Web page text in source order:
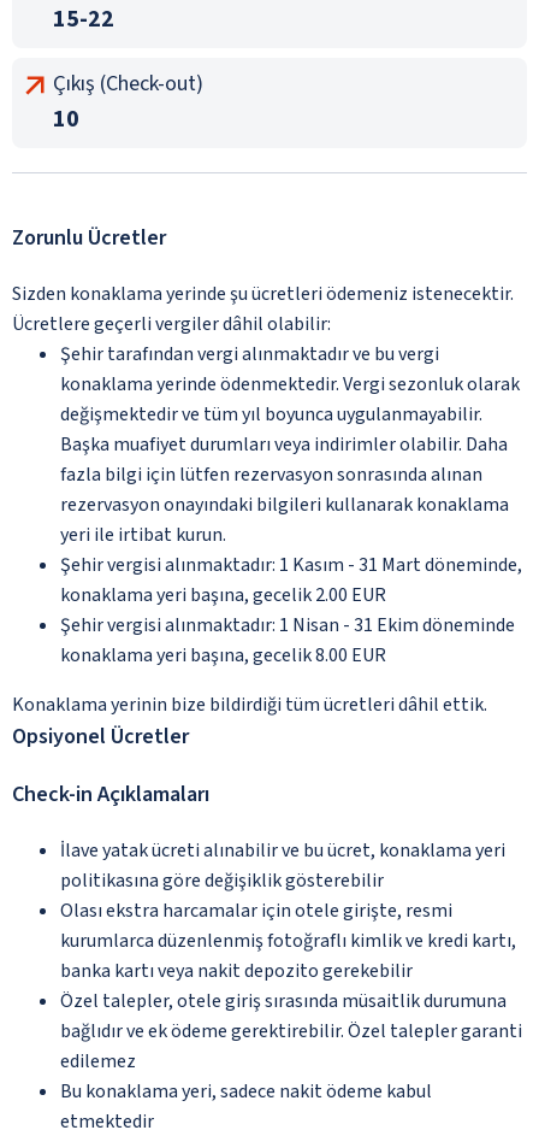
15-22
Çıkış (Check-out)
10
Zorunlu Ücretler
Sizden konaklama yerinde şu ücretleri ödemeniz istenecektir.
Ücretlere geçerli vergiler dâhil olabilir:
Şehir tarafından vergi alınmaktadır ve bu vergi
konaklama yerinde ödenmektedir. Vergi sezonluk olarak
değişmektedir ve tüm yıl boyunca uygulanmayabilir.
Başka muafiyet durumları veya indirimler olabilir. Daha
fazla bilgi için lütfen rezervasyon sonrasında alınan
rezervasyon onayındaki bilgileri kullanarak konaklama
yeri ile irtibat kurun.
Şehir vergisi alınmaktadır: 1 Kasım - 31 Mart döneminde,
konaklama yeri başına, gecelik 2.00 EUR
Şehir vergisi alınmaktadır: 1 Nisan - 31 Ekim döneminde
konaklama yeri başına, gecelik 8.00 EUR
Konaklama yerinin bize bildirdiği tüm ücretleri dâhil ettik.
Opsiyonel Ücretler
Check-in Açıklamaları
İlave yatak ücreti alınabilir ve bu ücret, konaklama yeri
politikasına göre değişiklik gösterebilir
Olası ekstra harcamalar için otele girişte, resmi
kurumlarca düzenlenmiş fotoğraflı kimlik ve kredi kartı,
banka kartı veya nakit depozito gerekebilir
Özel talepler, otele giriş sırasında müsaitlik durumuna
bağlıdır ve ek ödeme gerektirebilir. Özel talepler garanti
edilemez
Bu konaklama yeri, sadece nakit ödeme kabul
etmektedir